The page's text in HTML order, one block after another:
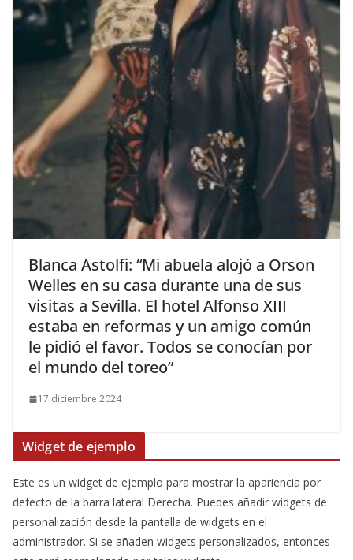
​Blanca Astolfi: “Mi abuela alojó a Orson
Welles en su casa durante una de sus
visitas a Sevilla. El hotel Alfonso XIII
estaba en reformas y un amigo común
le pidió el favor. Todos se conocían por
el mundo del toreo”
17 diciembre 2024
Widget de ejemplo
Este es un widget de ejemplo para mostrar la apariencia por
defecto de la barra lateral Derecha. Puedes añadir widgets de
personalización desde la pantalla de widgets en el
administrador. Si se añaden widgets personalizados, entonces